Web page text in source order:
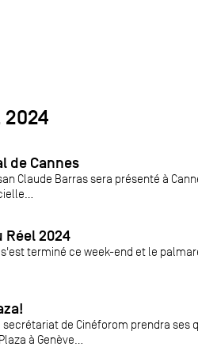
de Cannes
Claude Barras sera présenté à
Réel 2024
s'est terminé ce week-end et le
secrétariat de Cinéforom prendra
à Genève...